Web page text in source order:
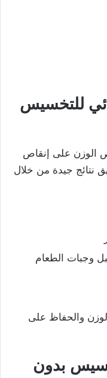
للتخسيس
الوزن على إنقاص
نتائج جيدة من خلال
وجبات الطعام
والحفاظ على
بدون